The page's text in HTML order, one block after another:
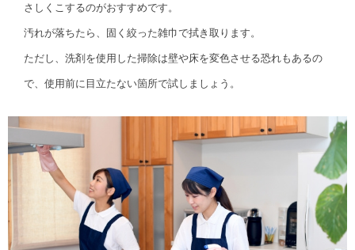
さしくこするのがおすすめです。
汚れが落ちたら、固く絞った雑巾で拭き取ります。
ただし、洗剤を使用した掃除は壁や床を変色させる恐れもあるの
で、使用前に目立たない箇所で試しましょう。